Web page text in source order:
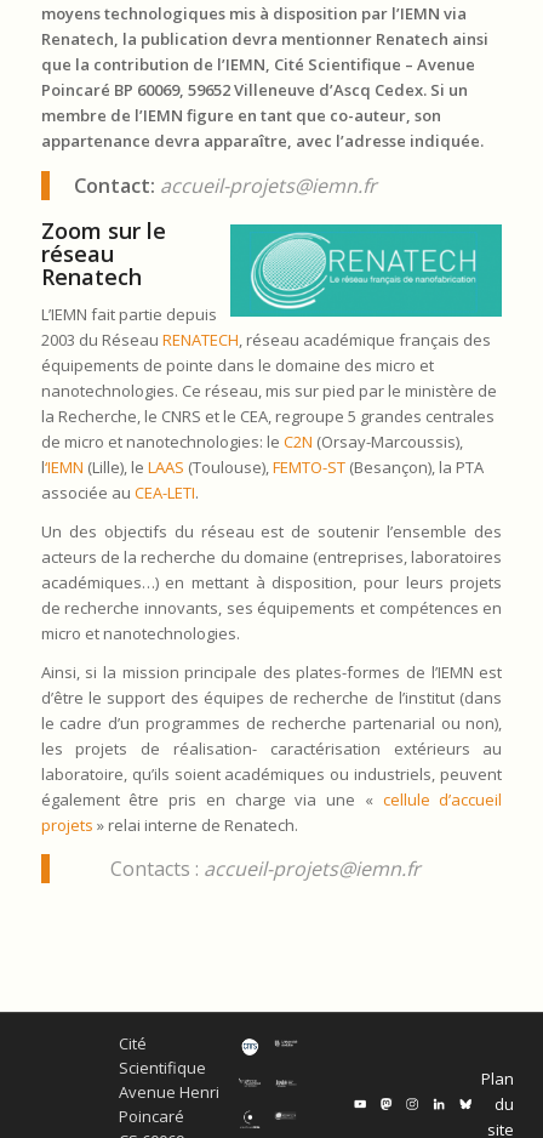
moyens technologiques mis à disposition par l’IEMN via
Renatech, la publication devra mentionner Renatech ainsi
que la contribution de l’IEMN, Cité Scientifique – Avenue
Poincaré BP 60069, 59652 Villeneuve d’Ascq Cedex. Si un
membre de l’IEMN figure en tant que co-auteur, son
appartenance devra apparaître, avec l’adresse indiquée.
Contact: accueil-projets@iemn.fr
Zoom sur le
réseau
Renatech
L’IEMN fait partie depuis
2003 du Réseau RENATECH, réseau académique français des
équipements de pointe dans le domaine des micro et
nanotechnologies. Ce réseau, mis sur pied par le ministère de
la Recherche, le CNRS et le CEA, regroupe 5 grandes centrales
de micro et nanotechnologies: le C2N (Orsay-Marcoussis),
l‘IEMN (Lille), le LAAS (Toulouse),FEMTO-ST(Besançon), la PTA
associée au CEA-LETI.
Un des objectifs du réseau est de soutenir l’ensemble des
acteurs de la recherche du domaine (entreprises, laboratoires
académiques…) en mettant à disposition, pour leurs projets
de recherche innovants, ses équipements et compétences en
micro et nanotechnologies.
Ainsi, si la mission principale des plates-formes de l’IEMN est
d’être le support des équipes de recherche de l’institut (dans
le cadre d’un programmes de recherche partenarial ou non),
les projets de réalisation- caractérisation extérieurs au
laboratoire, qu’ils soient académiques ou industriels, peuvent
également être pris en charge via une « cellule d’accueil
projets » relai interne de Renatech.
Contacts : accueil-projets@iemn.fr
Cité
Scientifique
Avenue Henri
Poincaré
Plan
du
site